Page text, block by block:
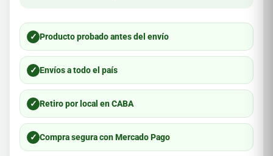
✓ Producto probado antes del envío
✓ Envíos a todo el país
✓ Retiro por local en CABA
✓ Compra segura con Mercado Pago